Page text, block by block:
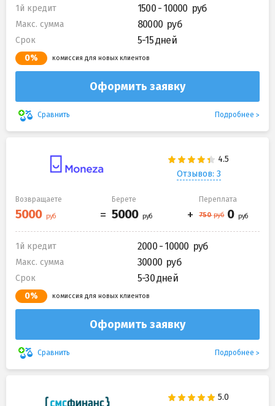
1й кредит 1500 - 10000
Макс. сумма 80000
Срок 5-15 дней
0% комиссия для новых клиентов
Оформить заявку
Сравнить Подробнее
Отзывов: 3
Возвращаете Берете Переплата
1й кредит 2000 - 10000
Макс. сумма 30000
Срок 5-30 дней
0% комиссия для новых клиентов
Оформить заявку
Сравнить Подробнее